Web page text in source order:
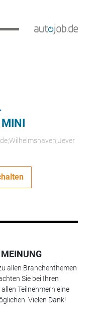
allen Branchenthemen
Sie bei Ihren
Teilnehmern eine
Vielen Dank!